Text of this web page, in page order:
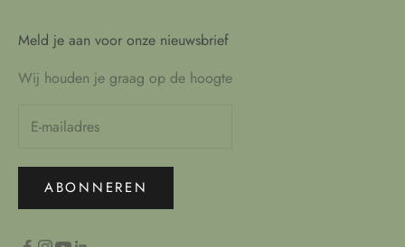
Meld je aan voor onze nieuwsbrief
Wij houden je graag op de hoogte
ABONNEREN